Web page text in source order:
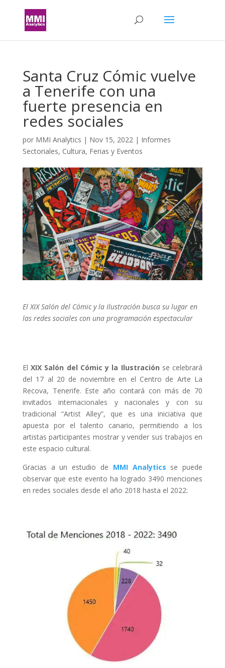
Santa Cruz Cómic vuelve
a Tenerife con una
fuerte presencia en
redes sociales
por MMI Analytics | Nov 15, 2022| Informes
Sectoriales, Cultura, Ferias y Eventos
El XIX Salón del Cómic y la Ilustración busca su lugar en
las redes sociales con una programación espectacular
ElXIX Salón del Cómic y la Ilustración se celebrará
del 17 al 20 de noviembre en el Centro de Arte La
Recova, Tenerife. Este año contará con más de 70
invitados internacionales y nacionales y con su
tradicional “Artist Alley”, que es una iniciativa que
apuesta por el talento canario, permitiendo a los
artistas participantes mostrar y vender sus trabajos en
este espacio cultural.
Gracias a un estudio de MMI Analytics se puede
observar que este evento ha logrado 3490 menciones
en redes sociales desde el año 2018 hasta el 2022: